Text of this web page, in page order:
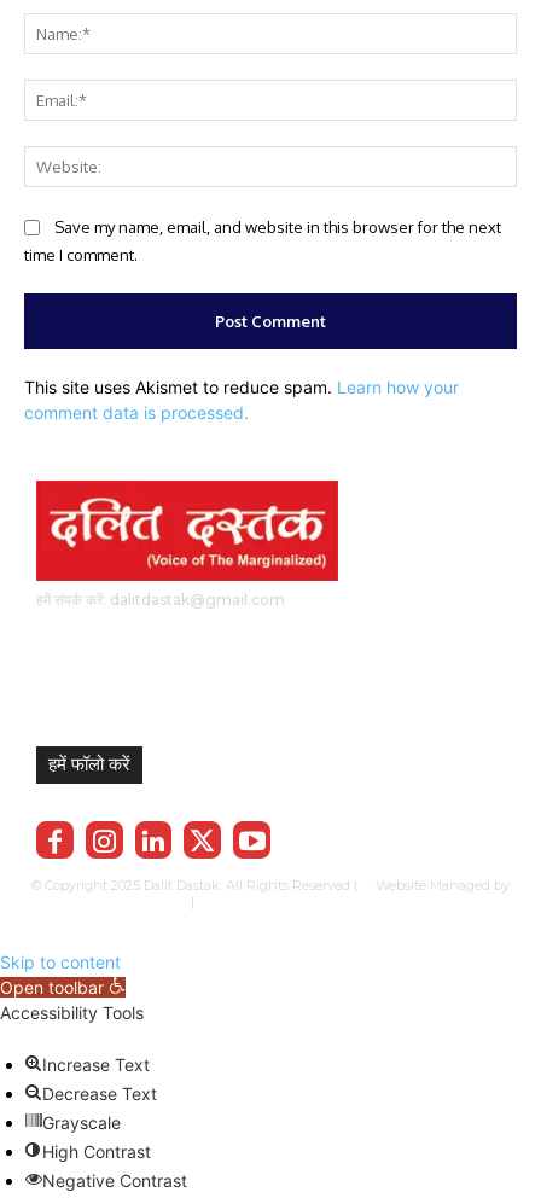
Save my name, email, and website in this browser for the next
time I comment.
This site uses Akismet to reduce spam. Learn how your
comment data is processed.
हमें संपर्क करें: dalitdastak@gmail.com
हमें फॉलो करें
© Copyright 2025 Dalit Dastak. All Rights Reserved | Website Managed by
|
Skip to content
Open toolbar
Accessibility Tools
Increase Text
Decrease Text
Grayscale
High Contrast
Negative Contrast